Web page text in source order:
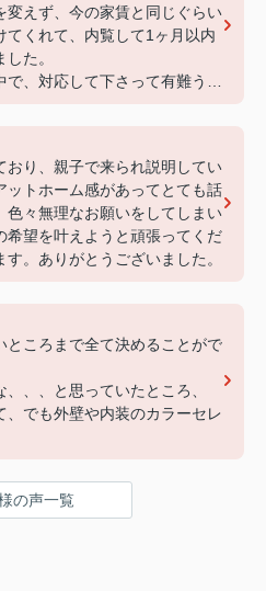
変えず、今の家賃と同じぐらい
てくれて、内覧して1ヶ月以内
た。
、対応して下さって有難うご
おり、親子で来られ説明してい
ットホーム感があってとても話
色々無理なお願いをしてしまい
希望を叶えようと頑張ってくだ
。ありがとうございました。
ところまで全て決めることがで
、、と思っていたところ、
、でも外壁や内装のカラーセレ
の声一覧